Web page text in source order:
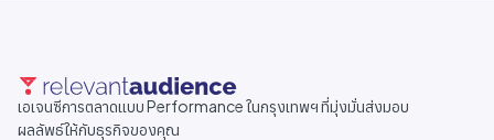
เอเจนซีการตลาดแบบ Performance ในกรุงเทพฯ ที่มุ่งมั่นส่งมอบ
ผลลัพธ์ให้กับธุรกิจของคุณ